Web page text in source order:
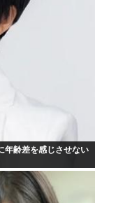
年齢差を感じさせない